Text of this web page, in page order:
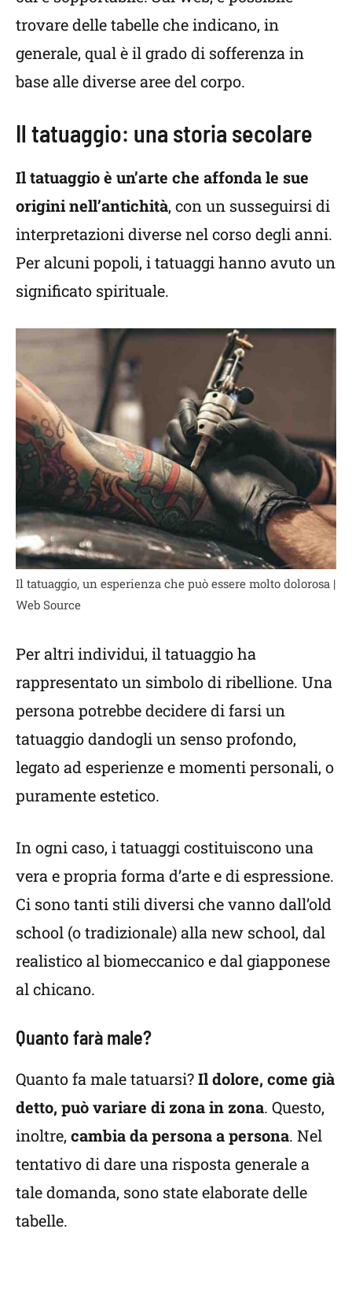
trovare delle tabelle che indicano, in
generale, qual è il grado di sofferenza in
base alle diverse aree del corpo.
Il tatuaggio: una storia secolare
Il tatuaggio è un’arte che affonda le sue
origini nell’antichità, con un susseguirsi di
interpretazioni diverse nel corso degli anni.
Per alcuni popoli, i tatuaggi hanno avuto un
significato spirituale.
Il tatuaggio, un esperienza che può essere molto dolorosa |
Web Source
Per altri individui, il tatuaggio ha
rappresentato un simbolo di ribellione. Una
persona potrebbe decidere di farsi un
tatuaggio dandogli un senso profondo,
legato ad esperienze e momenti personali, o
puramente estetico.
In ogni caso, i tatuaggi costituiscono una
vera e propria forma d’arte e di espressione.
Ci sono tanti stili diversi che vanno dall’old
school (o tradizionale) alla new school, dal
realistico al biomeccanico e dal giapponese
al chicano.
Quanto farà male?
Quanto fa male tatuarsi?Il dolore, come già
detto, può variare di zona in zona. Questo,
inoltre, cambia da persona a persona. Nel
tentativo di dare una risposta generale a
tale domanda, sono state elaborate delle
tabelle.